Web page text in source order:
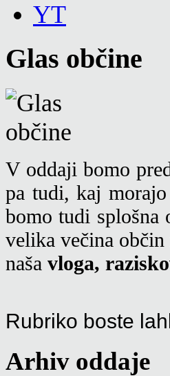
YT
Glas občine
V oddaji bomo
pa tudi, kaj
bomo tudi splošna
velika večina občin
naša vloga,
Rubriko boste
Arhiv oddaje